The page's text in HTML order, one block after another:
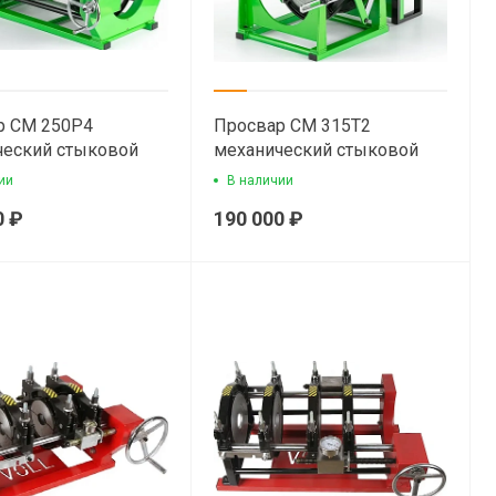
СМ 250Р4
стыковой
аппарат для
₽
Просвар СМ 315Т2
механический стыковой
сварочный аппарат для
В наличии
190 000 ₽